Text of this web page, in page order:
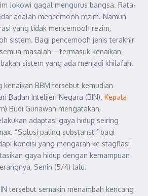
Jokowi gagal mengurus bangsa. Rata-
adalah mencemooh rezim. Namun
yang tidak mencemooh rezim,
sistem. Bagi pencemooh jenis terakhir
masalah—termasuk kenaikan
sistem yang ada menjadi khilafah.
kenaikan BBM tersebut kemudian
Badan Intelijen Negara (BIN). Kepala
Budi Gunawan mengatakan,
adaptasi gaya hidup seiring
“Solusi paling substanstif bagi
kondisi yang mengarah ke stagflasi
gaya hidup dengan kemampuan
Senin (5/4) lalu.
tersebut semakin menambah kencang